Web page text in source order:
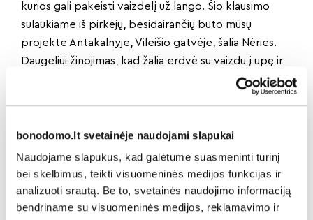
bonodomo.lt svetainėje naudojami slapukai
Naudojame slapukus, kad galėtume suasmeninti turinį
bei skelbimus, teikti visuomeninės medijos funkcijas ir
analizuoti srautą. Be to, svetainės naudojimo informaciją
bendriname su visuomeninės medijos, reklamavimo ir
kurios gali pakeisti vaizdelį už lango. Šio klausimo
sulaukiame iš pirkėjų, besidairančių buto mūsų
projekte Antakalnyje, Vileišio gatvėje, šalia Nėries.
Daugeliui žinojimas, kad žalia erdvė su vaizdu į upę ir
ateityje išliks nepakitusi, palengvina apsisprendimą
garantinio laikotarpio bei defektų šalinimo klausimais.
„Natūralu, kad besirenkantieji būstą nepradėtame
arba vos pradėtame statyti NT projekte, domisi ir
vystytojo patirtimi bei reputacija. Būsto pirkimas iš
vystytojo, kurio reputacija ir veiklos istorija yra